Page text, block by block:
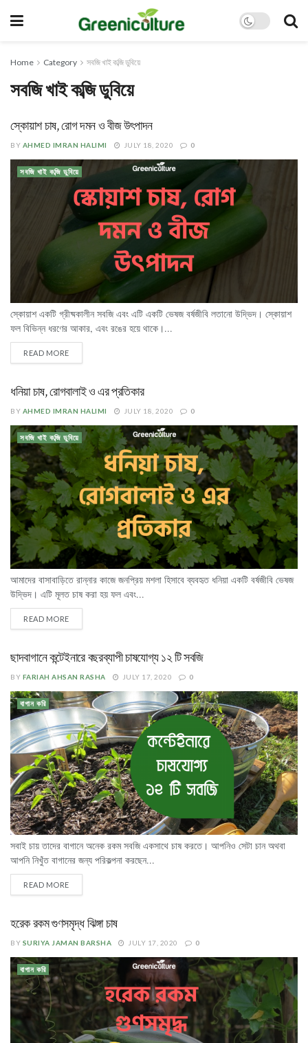
Home Category সবজি খাই কব্জি ডুবিয়ে
সবজি খাই কব্জি ডুবিয়ে
স্কোয়াশ চাষ, রোগ দমন ও বীজ উৎপাদন
BY AHMED IMRAN HALIMI JULY 18, 2020 0
সবজি খাই কব্জি ডুবিয়ে
স্কোয়াশ একটি গ্রীষ্মকালীন সবজি এবং এটি একটি ভেষজ বর্ষজীবি লতানো উদ্ভিদ। স্কোয়াশ
ফল বিভিন্ন ধরণের আকার, এবং রঙের হয়ে থাকে।...
READ MORE
ধনিয়া চাষ, রোগবালাই ও এর প্রতিকার
BY AHMED IMRAN HALIMI JULY 18, 2020 0
সবজি খাই কব্জি ডুবিয়ে
আমাদের বাসাবাড়িতে রান্নার কাজে জনপ্রিয় মশলা হিসাবে ব্যবহৃত ধনিয়া একটি বর্ষজীবি ভেষজ
উদ্ভিদ। এটি মূলত চাষ করা হয় ফল এবং...
READ MORE
ছাদবাগানে কন্টেইনারে বছরব্যাপী চাষযোগ্য ১২ টি সবজি
BY FARIAH AHSAN RASHA JULY 17, 2020 0
বাগান করি
সবাই চায় তাদের বাগানে অনেক রকম সবজি একসাথে চাষ করতে। আপনিও সেটা চান অথবা
আপনি নিখুঁত বাগানের জন্য পরিকল্পনা করছেন...
READ MORE
হরেক রকম গুণসমৃদ্ধ ঝিঙ্গা চাষ
BY SURIYA JAMAN BARSHA JULY 17, 2020 0
বাগান করি